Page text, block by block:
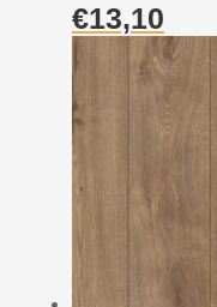
€13,10